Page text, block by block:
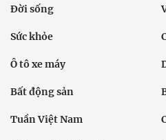
Đời sống
Sức khỏe
Ô tô xe máy
Bất động sản
Tuần Việt Nam